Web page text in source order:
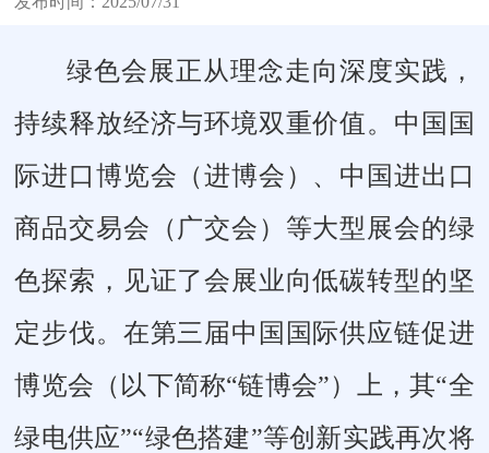
绿色会展正从理念走向深度实践，
持续释放经济与环境双重价值。中国国
际进口博览会（进博会）、中国进出口
商品交易会（广交会）等大型展会的绿
色探索，见证了会展业向低碳转型的坚
定步伐。在第三届中国国际供应链促进
博览会（以下简称“链博会”）上，其“全
绿电供应”“绿色搭建”等创新实践再次将